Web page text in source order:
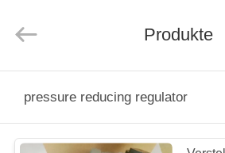
HAUSE
Ltd..
Produkte
pressure reducing regulator